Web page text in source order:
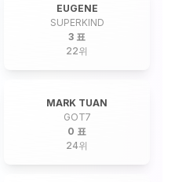
EUGENE
SUPERKIND
3 표
22위
MARK TUAN
GOT7
0 표
24위